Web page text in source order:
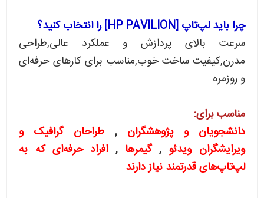
چرا باید لپ‌تاپ [HP PAVILION] را انتخاب کنید؟
سرعت بالای پردازش و عملکرد عالی,طراحی
مدرن,کیفیت ساخت خوب,مناسب برای کارهای حرفه‌ای
و روزمره
مناسب برای:
دانشجویان و پژوهشگران, طراحان گرافیک و
ویرایشگران ویدئو ,گیمرها,افراد حرفه‌ای که به
لپ‌تاپ‌های قدرتمند نیاز دارند